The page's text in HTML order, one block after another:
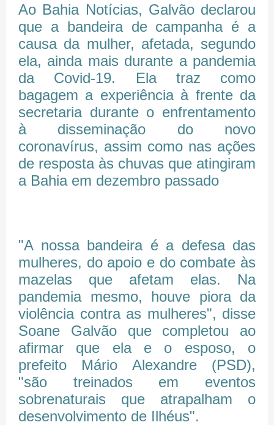
Ao Bahia Notícias, Galvão declarou
que a bandeira de campanha é a
causa da mulher, afetada, segundo
ela, ainda mais durante a pandemia
da Covid-19. Ela traz como
bagagem a experiência à frente da
secretaria durante o enfrentamento
à disseminação do novo
coronavírus, assim como nas ações
de resposta às chuvas que atingiram
a Bahia em dezembro passado
"A nossa bandeira é a defesa das
mulheres, do apoio e do combate às
mazelas que afetam elas. Na
pandemia mesmo, houve piora da
violência contra as mulheres", disse
Soane Galvão que completou ao
afirmar que ela e o esposo, o
prefeito Mário Alexandre (PSD),
"são treinados em eventos
sobrenaturais que atrapalham o
desenvolvimento de Ilhéus".